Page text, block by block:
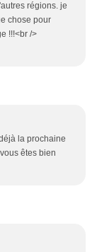
régions. je
chose pour
!!!<br />
la prochaine
êtes bien